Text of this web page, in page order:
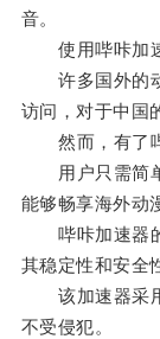
音。
使用哔咔加速
许多国外的动
访问，对于中国
然而，有了哔
用户只需简单
能够畅享海外动
哔咔加速器的
其稳定性和安全
该加速器采用
不受侵犯。